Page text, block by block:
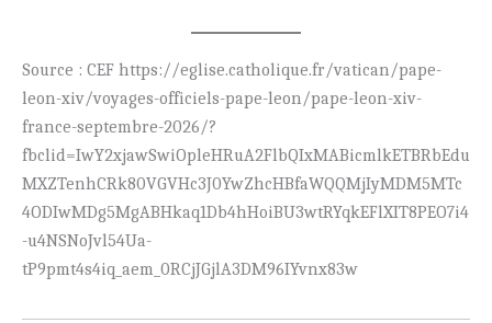
Source : CEF https://eglise.catholique.fr/vatican/pape-
leon-xiv/voyages-officiels-pape-leon/pape-leon-xiv-
france-septembre-2026/?
fbclid=IwY2xjawSwiOpleHRuA2FlbQIxMABicmlkETBRbEdu
MXZTenhCRk80VGVHc3J0YwZhcHBfaWQQMjIyMDM5MTc
4ODIwMDg5MgABHkaq1Db4hHoiBU3wtRYqkEFlXIT8PEO7i4
-u4NSNoJvl54Ua-
tP9pmt4s4iq_aem_0RCjJGjlA3DM96IYvnx83w